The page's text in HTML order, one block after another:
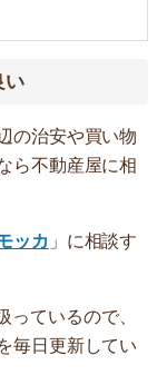
い
の治安や買い物
ら不動産屋に相
ッカ 」に相談す
ているので、
毎日更新してい